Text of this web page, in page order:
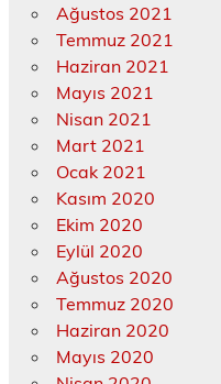
Ağustos 2021
Temmuz 2021
Haziran 2021
Mayıs 2021
Nisan 2021
Mart 2021
Ocak 2021
Kasım 2020
Ekim 2020
Eylül 2020
Ağustos 2020
Temmuz 2020
Haziran 2020
Mayıs 2020